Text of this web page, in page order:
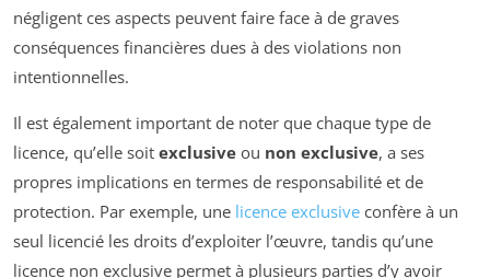
négligent ces aspects peuvent faire face à de graves
conséquences financières dues à des violations non
intentionnelles.
Il est également important de noter que chaque type de
licence, qu’elle soit exclusive ou non exclusive, a ses
propres implications en termes de responsabilité et de
protection. Par exemple, une licence exclusive confère à un
seul licencié les droits d’exploiter l’œuvre, tandis qu’une
licence non exclusive permet à plusieurs parties d’y avoir